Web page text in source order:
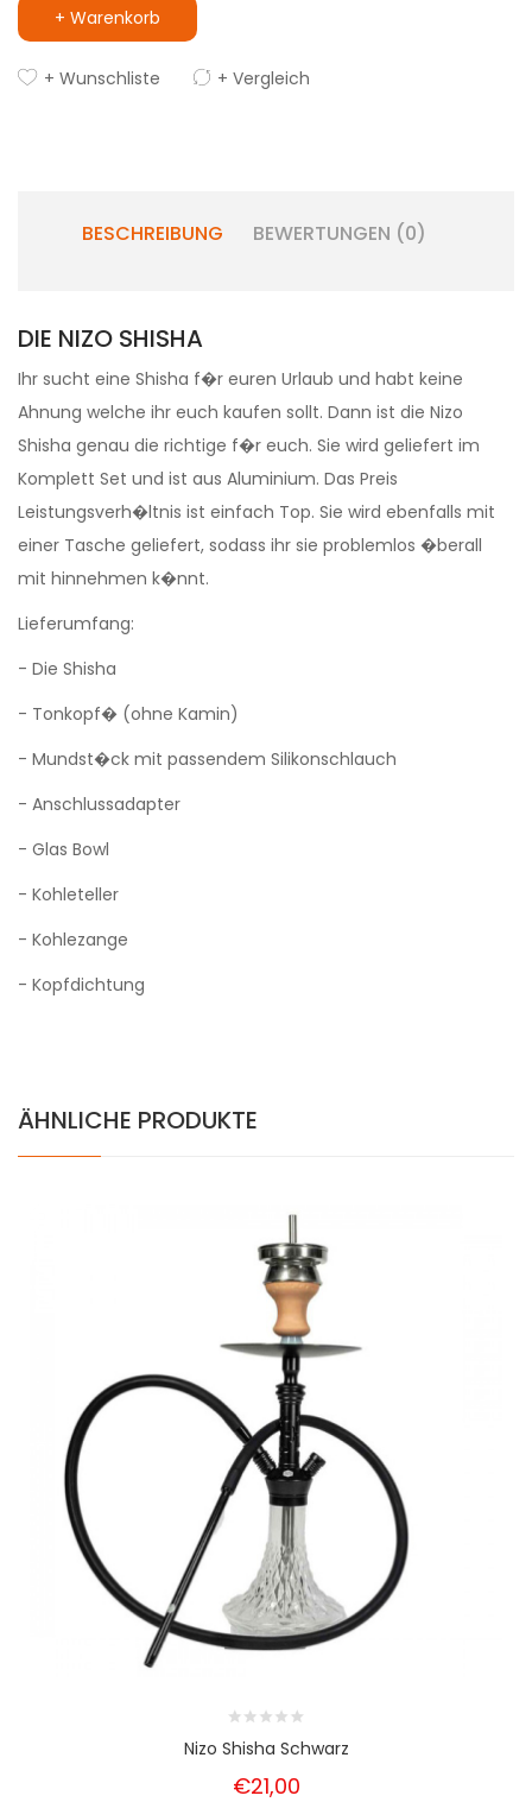
+ Warenkorb
+ Wunschliste + Vergleich
BESCHREIBUNG BEWERTUNGEN (0)
DIE NIZO SHISHA
Ihr sucht eine Shisha f�r euren Urlaub und habt keine
Ahnung welche ihr euch kaufen sollt. Dann ist die Nizo
Shisha genau die richtige f�r euch. Sie wird geliefert im
Komplett Set und ist aus Aluminium. Das Preis
Leistungsverh�ltnis ist einfach Top. Sie wird ebenfalls mit
einer Tasche geliefert, sodass ihr sie problemlos �berall
mit hinnehmen k�nnt.
Lieferumfang:
- Die Shisha
- Tonkopf� (ohne Kamin)
- Mundst�ck mit passendem Silikonschlauch
- Anschlussadapter
- Glas Bowl
- Kohleteller
- Kohlezange
- Kopfdichtung
ÄHNLICHE PRODUKTE
Nizo Shisha Schwarz
€21,00